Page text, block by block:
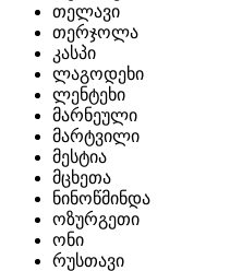
თელავი
თერჯოლა
კასპი
ლაგოდეხი
ლენტეხი
მარნეული
მარტვილი
მესტია
მცხეთა
ნინოწმინდა
ოზურგეთი
ონი
რუსთავი